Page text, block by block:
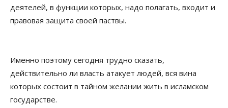
деятелей, в функции которых, надо полагать, входит и
правовая защита своей паствы.
Именно поэтому сегодня трудно сказать,
действительно ли власть атакует людей, вся вина
которых состоит в тайном желании жить в исламском
государстве.